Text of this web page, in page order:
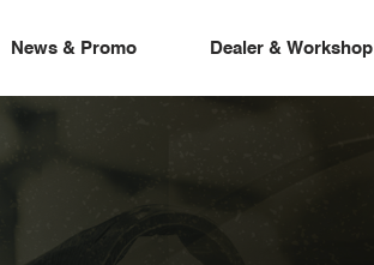
News & Promo Dealer & Workshop